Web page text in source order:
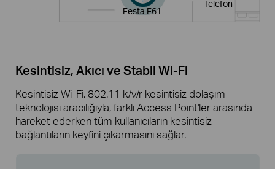
Festa F61
Telefon
Kesintisiz, Akıcı ve Stabil Wi-Fi
Kesintisiz Wi-Fi, 802.11 k/v/r kesintisiz dolaşım
teknolojisi aracılığıyla, farklı Access Point'ler arasında
hareket ederken tüm kullanıcıların kesintisiz
bağlantıların keyfini çıkarmasını sağlar.